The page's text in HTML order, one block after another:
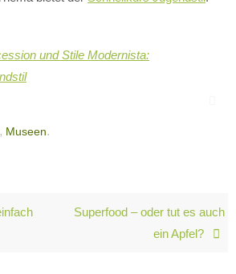
und Stile Modernista:
, Museen.
Superfood – oder tut es auch
ein Apfel?